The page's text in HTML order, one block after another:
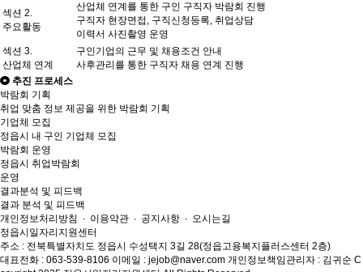
섹션 2.
주요활동
산업체 연계를 통한 구인 구직자 박람회 진행
구직자 현장면접, 구직신청등록, 취업상담
이력서 사진촬영 운영
섹션 3.
산업체 연계
구인기업의 근무 및 채용조건 안내
사후관리를 통한 구직자 채용 연계 진행
추진 프로세스
박람회 기획
취업 맞춤 정보 제공을 위한 박람회 기획
기업체 모집
정읍시 내 구인 기업체 모집
박람회 운영
정읍시 취업박람회
운영
결과분석 및 피드백
결과 분석 및 피드백
개인정보처리방침
∙ 이용약관 ∙ 공지사항 ∙ 오시는길
정읍시일자리지원센터
주소 : 전북특별자치도 정읍시 수성택지 3길 28(정읍고용복지플러스센터 2층)
대표전화 : 063-539-8106 이메일 : jejob@naver.com 개인정보책임관리자 : 김귀순 C